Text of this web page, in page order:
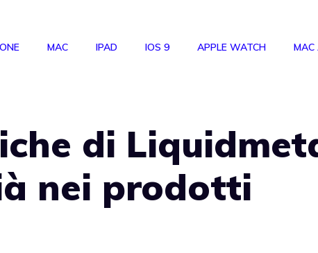
MAC IPAD IOS 9 APPLE WATCH MAC
di
nei prodotti